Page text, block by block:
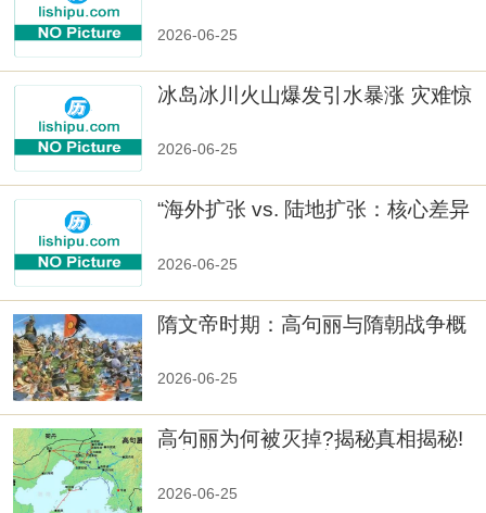
2026-06-25
冰岛冰川火山爆发引水暴涨 灾难惊
2026-06-25
“海外扩张 vs. 陆地扩张：核心差异
2026-06-25
隋文帝时期：高句丽与隋朝战争概
2026-06-25
高句丽为何被灭掉?揭秘真相揭秘!
2026-06-25